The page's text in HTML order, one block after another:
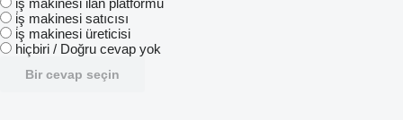
i̇ş makinesi ilan platformu
i̇ş makinesi satıcısı
i̇ş makinesi üreticisi
hiçbiri / Doğru cevap yok
Bir cevap seçin